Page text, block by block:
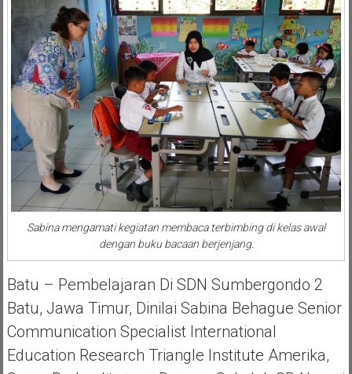
Sabina mengamati kegiatan membaca terbimbing di kelas awal
dengan buku bacaan berjenjang.
Batu – Pembelajaran Di SDN Sumbergondo 2
Batu, Jawa Timur, Dinilai Sabina Behague Senior
Communication Specialist International
Education Research Triangle Institute Amerika,